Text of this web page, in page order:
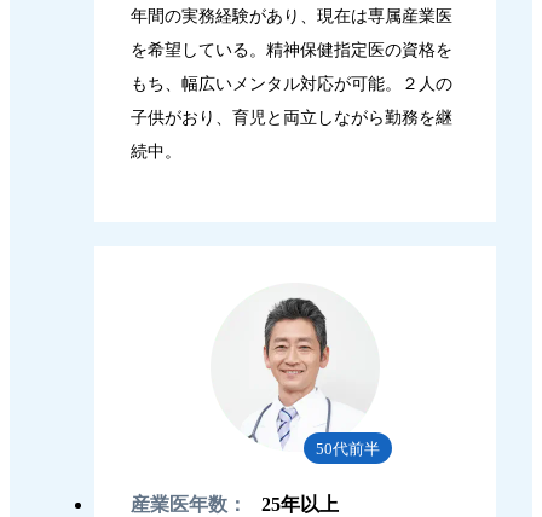
年間の実務経験があり、現在は専属産業医
を希望している。精神保健指定医の資格を
もち、幅広いメンタル対応が可能。２人の
子供がおり、育児と両立しながら勤務を継
続中。
50代前半
産業医年数： 25年以上